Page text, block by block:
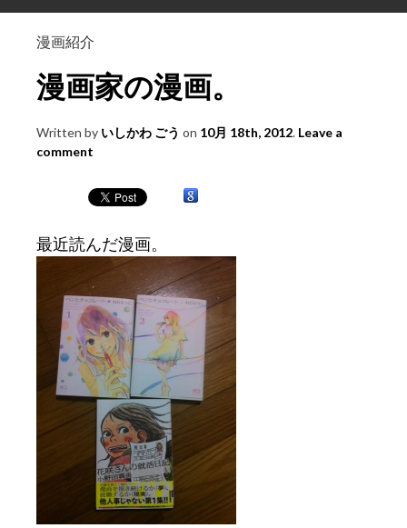
漫画紹介
漫画家の漫画。
Written by いしかわ ごう on 10月 18th, 2012. Leave a
comment
最近読んだ漫画。